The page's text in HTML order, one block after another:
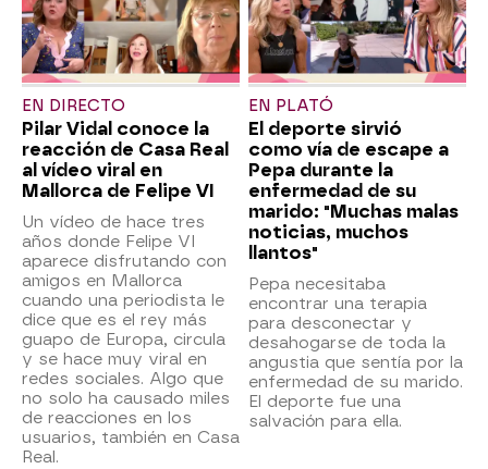
EN DIRECTO
Pilar Vidal conoce la
reacción de Casa Real
al vídeo viral en
Mallorca de Felipe VI
Un vídeo de hace tres
años donde Felipe VI
aparece disfrutando con
amigos en Mallorca
cuando una periodista le
dice que es el rey más
guapo de Europa, circula
y se hace muy viral en
redes sociales. Algo que
no solo ha causado miles
de reacciones en los
usuarios, también en Casa
Real.
EN PLATÓ
El deporte sirvió
como vía de escape a
Pepa durante la
enfermedad de su
marido: "Muchas malas
noticias, muchos
llantos"
Pepa necesitaba
encontrar una terapia
para desconectar y
desahogarse de toda la
angustia que sentía por la
enfermedad de su marido.
El deporte fue una
salvación para ella.